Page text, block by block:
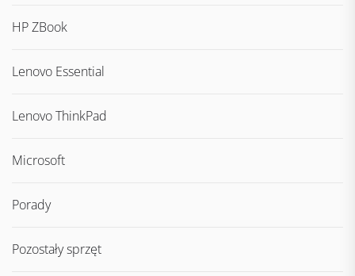
HP ZBook
Lenovo Essential
Lenovo ThinkPad
Microsoft
Porady
Pozostały sprzęt